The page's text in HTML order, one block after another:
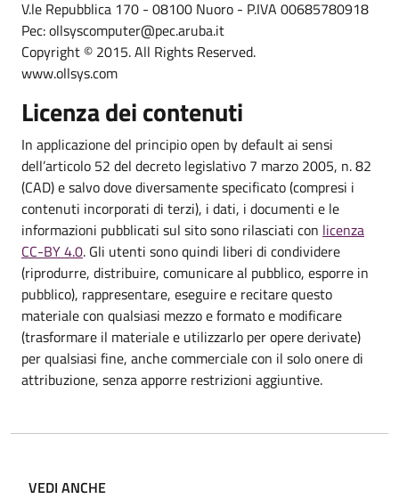
V.le Repubblica 170 - 08100 Nuoro - P.IVA 00685780918
Pec: ollsyscomputer@pec.aruba.it
Copyright © 2015. All Rights Reserved.
www.ollsys.com
Licenza dei contenuti
In applicazione del principio open by default ai sensi
dell’articolo 52 del decreto legislativo 7 marzo 2005, n. 82
(CAD) e salvo dove diversamente specificato (compresi i
contenuti incorporati di terzi), i dati, i documenti e le
informazioni pubblicati sul sito sono rilasciati con licenza
CC-BY 4.0. Gli utenti sono quindi liberi di condividere
(riprodurre, distribuire, comunicare al pubblico, esporre in
pubblico), rappresentare, eseguire e recitare questo
materiale con qualsiasi mezzo e formato e modificare
(trasformare il materiale e utilizzarlo per opere derivate)
per qualsiasi fine, anche commerciale con il solo onere di
attribuzione, senza apporre restrizioni aggiuntive.
VEDI ANCHE